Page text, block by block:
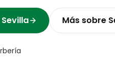
Sevilla Más sobre